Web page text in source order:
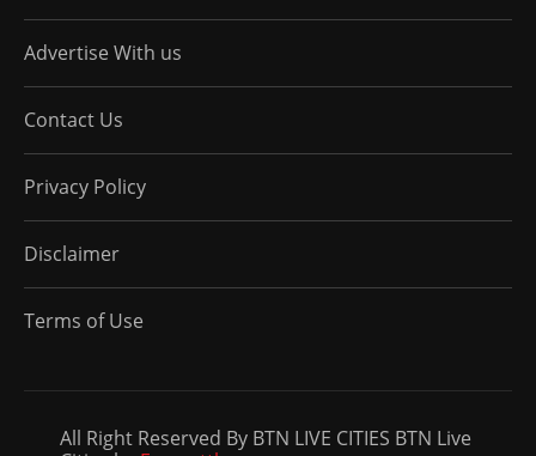
Advertise With us
Contact Us
Privacy Policy
Disclaimer
Terms of Use
All Right Reserved By BTN LIVE CITIES BTN Live